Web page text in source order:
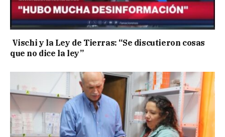
Vischi y la Ley de Tierras: “Se discutieron cosas
que no dice la ley”